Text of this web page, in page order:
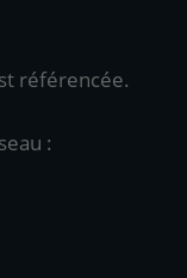
référencée.
: